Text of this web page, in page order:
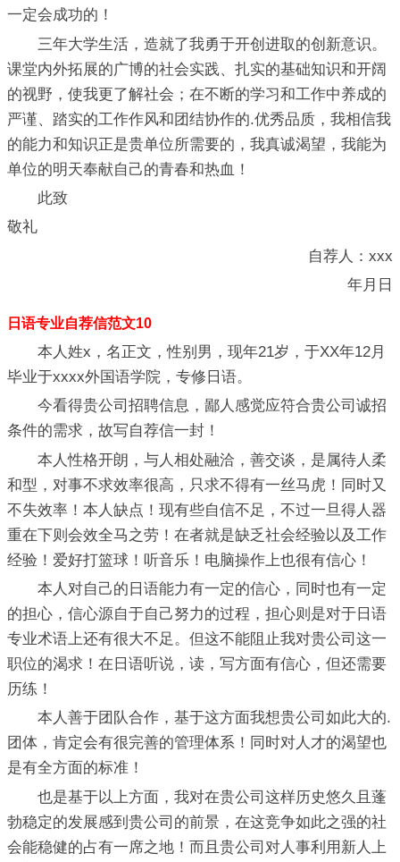
一定会成功的！
三年大学生活，造就了我勇于开创进取的创新意识。
课堂内外拓展的广博的社会实践、扎实的基础知识和开阔
的视野，使我更了解社会；在不断的学习和工作中养成的
严谨、踏实的工作作风和团结协作的.优秀品质，我相信我
的能力和知识正是贵单位所需要的，我真诚渴望，我能为
单位的明天奉献自己的青春和热血！
此致
敬礼
自荐人：xxx
年月日
日语专业自荐信范文10
本人姓x，名正文，性别男，现年21岁，于XX年12月
毕业于xxxx外国语学院，专修日语。
今看得贵公司招聘信息，鄙人感觉应符合贵公司诚招
条件的需求，故写自荐信一封！
本人性格开朗，与人相处融洽，善交谈，是属待人柔
和型，对事不求效率很高，只求不得有一丝马虎！同时又
不失效率！本人缺点！现有些自信不足，不过一旦得人器
重在下则会效全马之劳！在者就是缺乏社会经验以及工作
经验！爱好打篮球！听音乐！电脑操作上也很有信心！
本人对自己的日语能力有一定的信心，同时也有一定
的担心，信心源自于自己努力的过程，担心则是对于日语
专业术语上还有很大不足。但这不能阻止我对贵公司这一
职位的渴求！在日语听说，读，写方面有信心，但还需要
历练！
本人善于团队合作，基于这方面我想贵公司如此大的.
团体，肯定会有很完善的管理体系！同时对人才的渴望也
是有全方面的标准！
也是基于以上方面，我对在贵公司这样历史悠久且蓬
勃稳定的发展感到贵公司的前景，在这竞争如此之强的社
会能稳健的占有一席之地！而且贵公司对人事利用新人上